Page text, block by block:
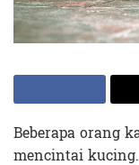
Beberapa orang
mencintai